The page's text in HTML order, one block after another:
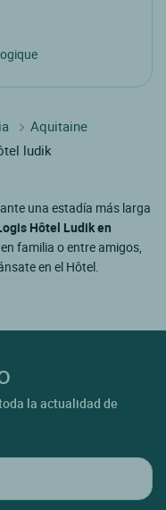
Aquitaine
ludik
una estadía más larga
Hôtel Ludik en
familia o entre amigos,
en el Hôtel.
la actualidad de